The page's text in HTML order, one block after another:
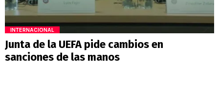
INTERNACIONAL
Junta de la UEFA pide cambios en
sanciones de las manos